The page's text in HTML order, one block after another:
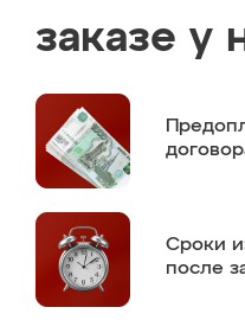
заказе у
Сроки
после